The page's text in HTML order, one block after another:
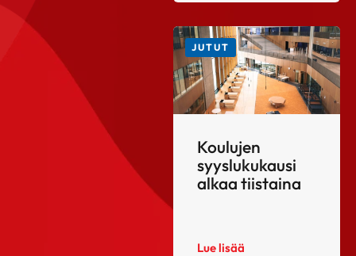
JUTUT
Koulujen
syyslukukausi
alkaa tiistaina
Lue lisää